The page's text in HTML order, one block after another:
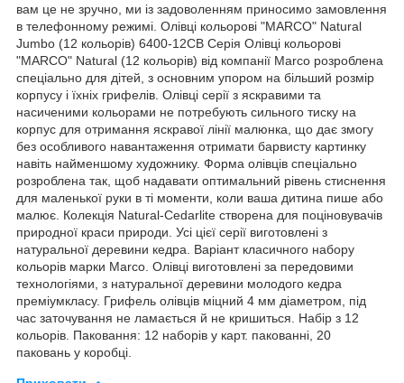
вам це не зручно, ми із задоволенням приносимо замовлення
в телефонному режимі. Олівці кольорові "MARCO" Natural
Jumbo (12 кольорів) 6400-12CB Серія Олівці кольорові
"MARCO" Natural (12 кольорів) від компанії Marco розроблена
спеціально для дітей, з основним упором на більший розмір
корпусу і їхніх грифелів. Олівці серії з яскравими та
насиченими кольорами не потребують сильного тиску на
корпус для отримання яскравої лінії малюнка, що дає змогу
без особливого навантаження отримати барвисту картинку
навіть найменшому художнику. Форма олівців спеціально
розроблена так, щоб надавати оптимальний рівень стиснення
для маленької руки в ті моменти, коли ваша дитина пише або
малює. Колекція Natural-Cedarlite створена для поціновувачів
природної краси природи. Усі цієї серії виготовлені з
натуральної деревини кедра. Варіант класичного набору
кольорів марки Marco. Олівці виготовлені за передовими
технологіями, з натуральної деревини молодого кедра
преміумкласу. Грифель олівців міцний 4 мм діаметром, під
час заточування не ламається й не кришиться. Набір з 12
кольорів. Паковання: 12 наборів у карт. пакованні, 20
паковань у коробці.